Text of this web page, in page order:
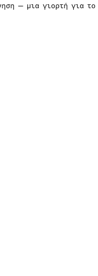
— μια γιορτή για